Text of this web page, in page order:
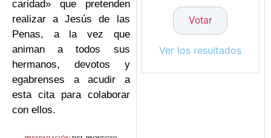
caridad» que pretenden
realizar a Jesús de las
Penas, a la vez que
animan a todos sus
hermanos, devotos y
egabrenses a acudir a
esta cita para colaborar
con ellos.
Ver los resultados